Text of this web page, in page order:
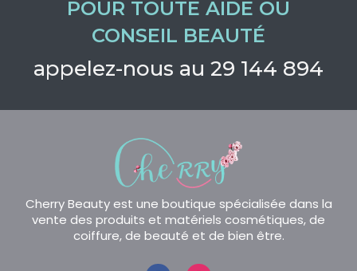
POUR TOUTE AIDE OU
CONSEIL BEAUTÉ
appelez-nous au 29 144 894
Cherry Beauty est une boutique spécialisée dans la
vente des produits et matériels cosmétiques, de
coiffure, de beauté et de bien être.